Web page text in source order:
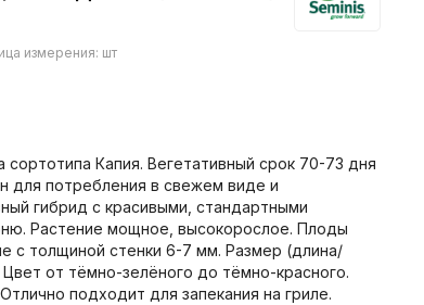
измерения: шт
Капия. Вегетативный срок 70-73 дня
для потребления в свежем виде и
гибрид с красивыми, стандартными
Растение мощное, высокорослое. Плоды
с толщиной стенки 6-7 мм. Размер (длина/
от тёмно-зелёного до тёмно-красного.
подходит для запекания на гриле.